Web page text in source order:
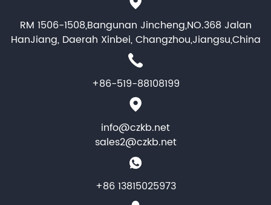
RM 1506-1508,Bangunan Jincheng,NO.368 Jalan
HanJiang, Daerah Xinbei, Changzhou,Jiangsu,China
+86-519-88108199
info@czkb.net
sales2@czkb.net
+86 13815025973